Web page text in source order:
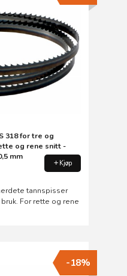
318 for tre og
og rene snitt -
mm
Kjøp
tannspisser
For rette og rene
-18%